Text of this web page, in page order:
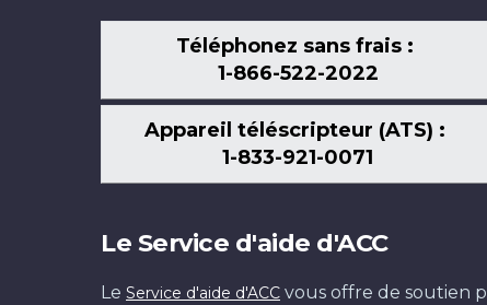
Téléphonez sans frais :
1-866-522-2022
Appareil téléscripteur (ATS) :
1-833-921-0071
Le Service d'aide d'ACC
Le Service d'aide d'ACC vous offre de soutien